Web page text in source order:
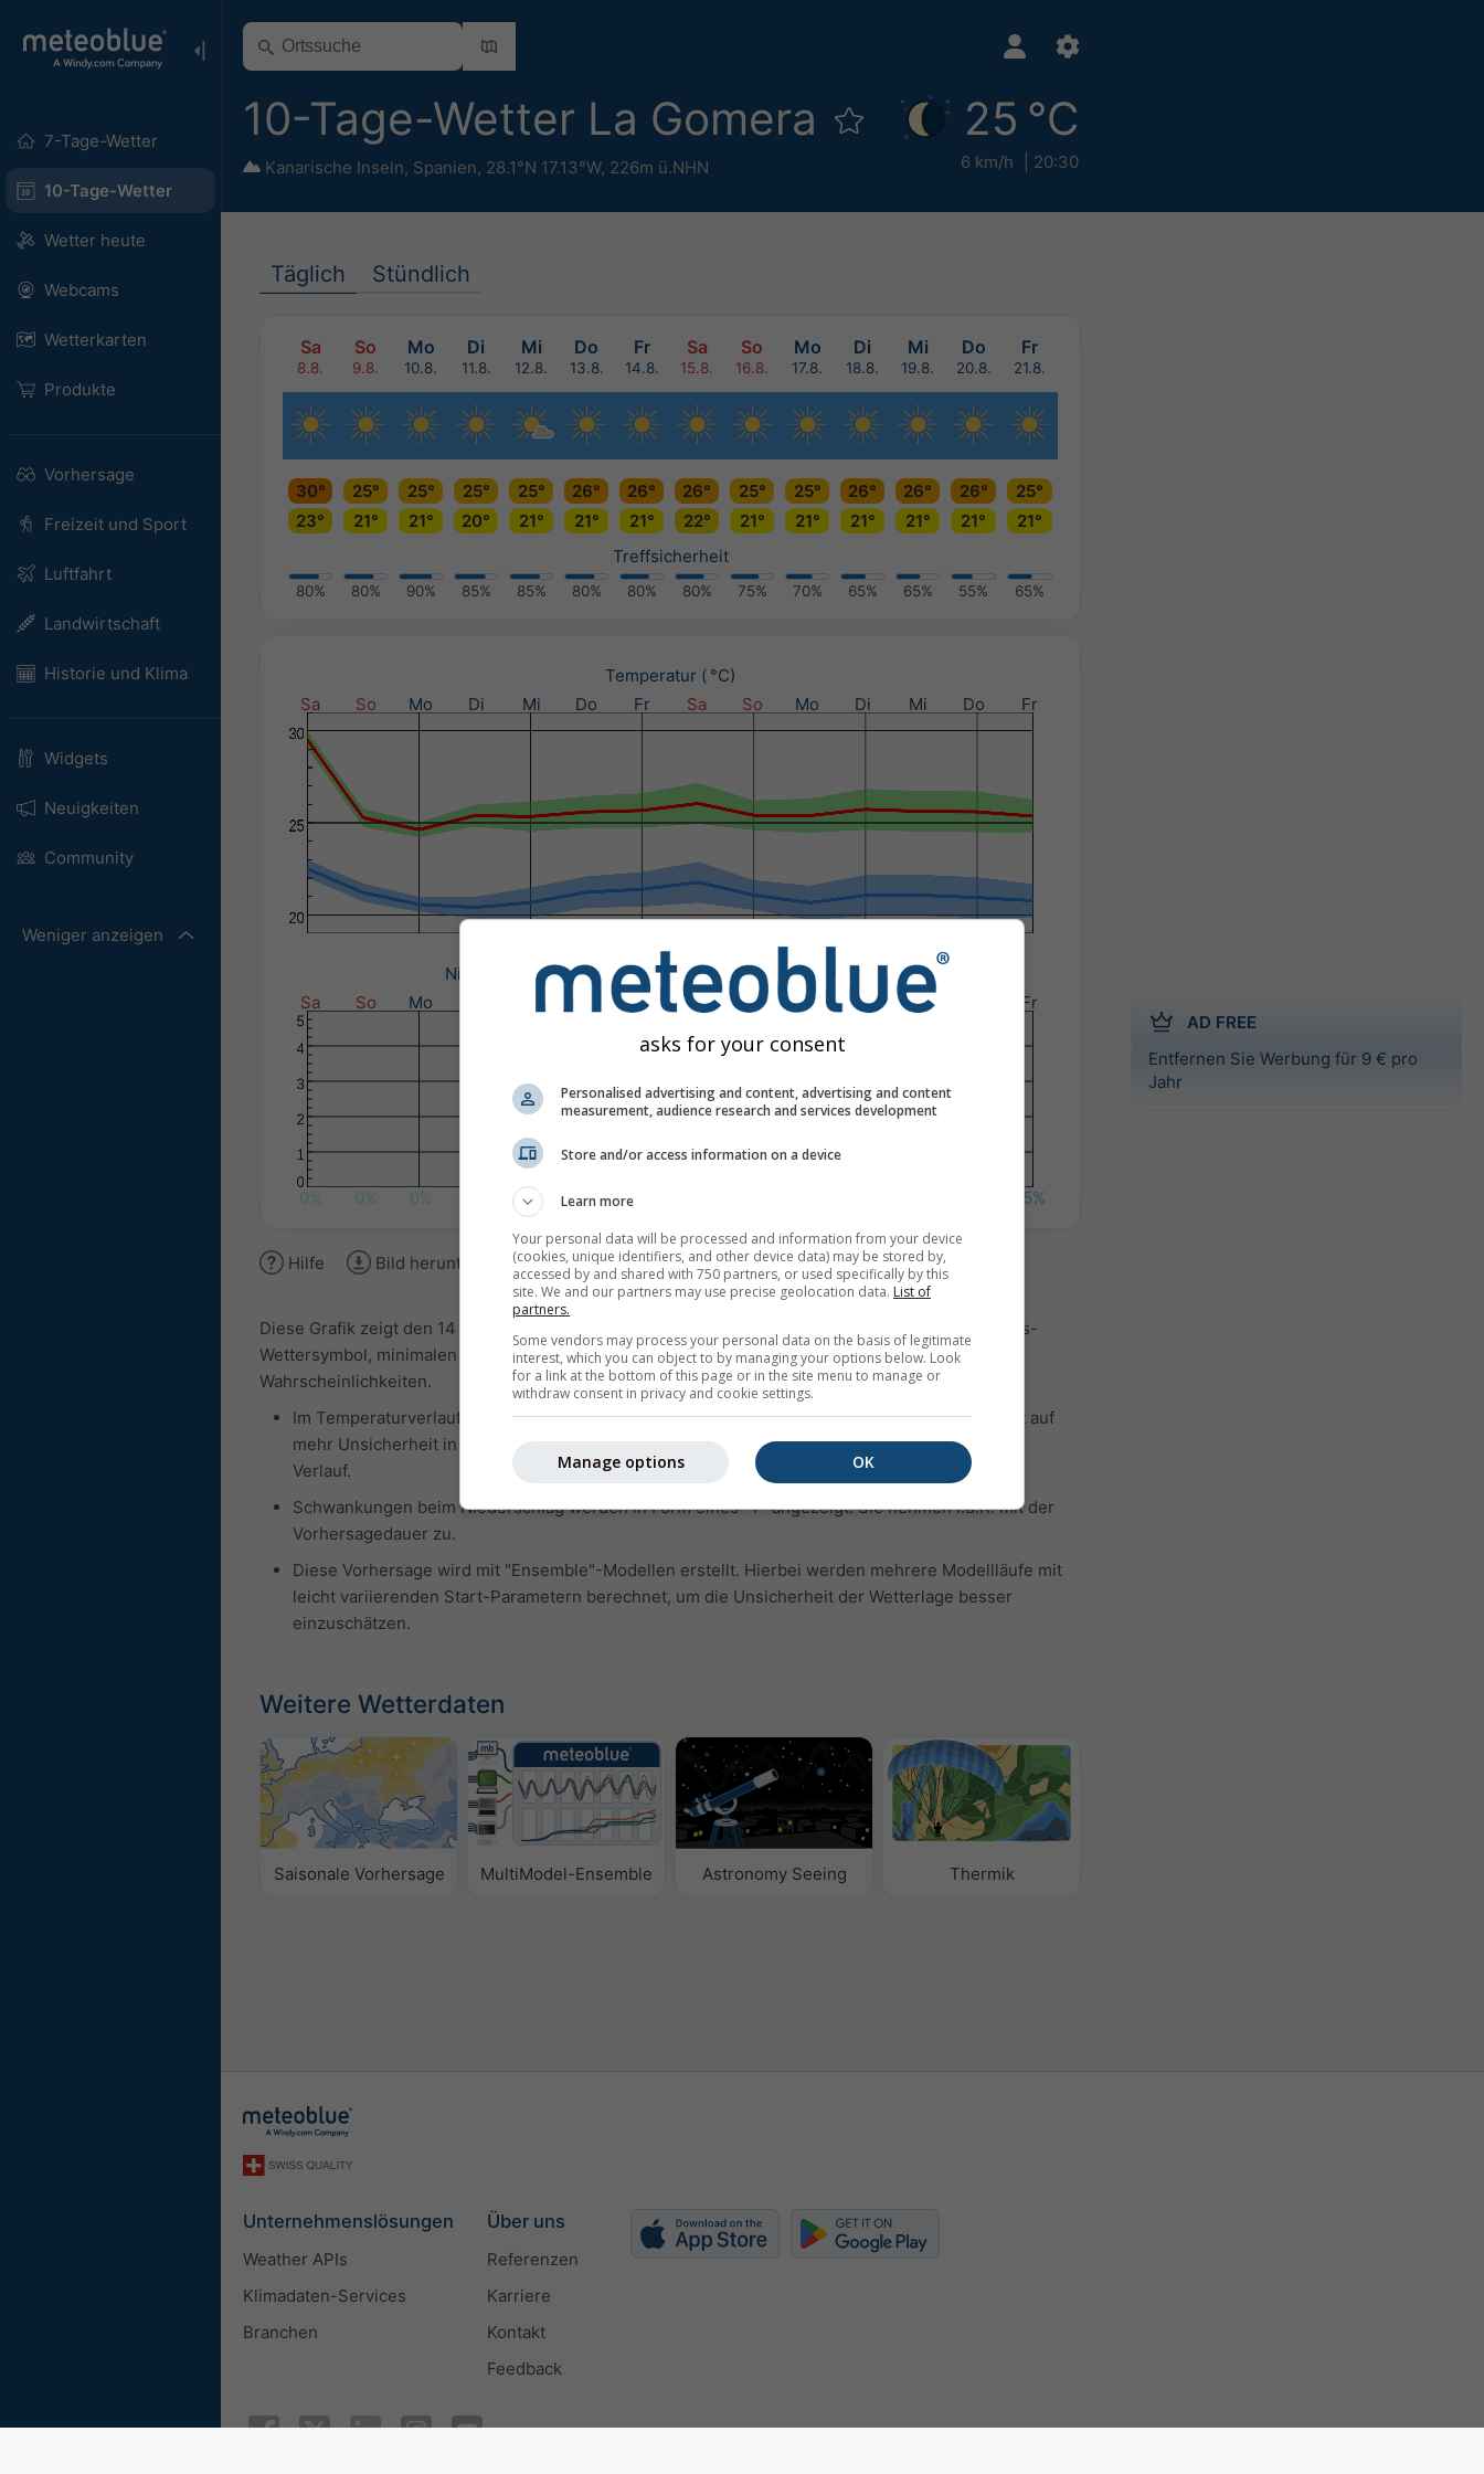
7-Tage-Wetter
10-Tage-Wetter
Wetter heute
Webcams
Wetterkarten
Produkte
Vorhersage
Freizeit und Sport
Luftfahrt
Landwirtschaft
Historie und Klima
Widgets
Neuigkeiten
Community
Weniger anzeigen
10-Tage-Wetter La Gomera
Kanarische Inseln, Spanien, 28.1°N 17.13°W, 226m ü.NHN
25 °C
6 km/h 20:30
AD FREE
Entfernen Sie Werbung für 9 € pro
Jahr
Täglich Stündlich
Sa So Mo Di Mi Do Fr Sa So Mo Di Mi Do Fr
8.8. 9.8. 10.8. 11.8. 12.8. 13.8. 14.8. 15.8. 16.8. 17.8. 18.8. 19.8. 20.8. 21.8.
30° 25° 25° 25° 25° 26° 26° 26° 25° 25° 26° 26° 26°
25°
23°
21° 21° 20° 21° 21° 21° 22° 21° 21° 21° 21° 21°
21°
Treffsicherheit
80% 80% 90% 85% 85% 80% 80% 80% 75% 70% 65% 65% 55% 65%
Temperatur ( °C)
Sa
So Mo Di Mi Do Fr Sa So Mo Di Mi Do Fr
Niederschlag (mm) / Niederschlags­wahrscheinlichkeit (%)
Sa
So Mo Fr Sa So Mo Di Mi Fr
0% 0% 0% 0% 0% 0% 15%
Hilfe Bild herunterladen
Diese Grafik zeigt den 14 Tage-Wettertrend für
mit Tages-
Wettersymbol, minimalen und maximalen Temperaturen, Niederschlagsmengen und -
Wahrscheinlichkeiten.
Im Temperaturverlauf ist die Schwankung farblich hinterlegt. Eine stärkere Schwankung weist auf
mehr Unsicherheit in der Wettervorhersage hin. Die dicke Linie zeigt den wahrscheinlichsten
Verlauf.
Schwankungen beim Niederschlag werden in Form eines "T" angezeigt. Sie nehmen i.d.R. mit der
Vorhersagedauer zu.
Diese Vorhersage wird mit "Ensemble"-Modellen erstellt. Hierbei werden mehrere Modellläufe mit
leicht variierenden Start-Parametern berechnet, um die Unsicherheit der Wetterlage besser
einzuschätzen.
Weitere Wetterdaten
Saisonale Vorhersage MultiModel-Ensemble Astronomy Seeing Thermik
Unternehmenslösungen
Weather APIs
Klimadaten-Services
Branchen
Über uns
Referenzen
Karriere
Kontakt
Feedback
asks for your consent
Personalised advertising and content, advertising and content
measurement, audience research and services development
Store and/or access information on a device
Learn more
Your personal data will be processed and information from your device
(cookies, unique identifiers, and other device data) may be stored by,
accessed by and shared with 750 partners, or used specifically by this
site. We and our partners may use precise geolocation data. List of
partners.
Some vendors may process your personal data on the basis of legitimate
interest, which you can object to by managing your options below. Look
for a link at the bottom of this page or in the site menu to manage or
withdraw consent in privacy and cookie settings.
OK
Manage options